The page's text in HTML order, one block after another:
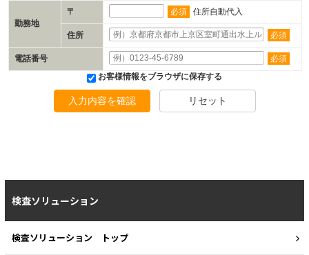
勤務地
〒 必須 住所自動代入
住所 必須
電話番号
必須
お客様情報をブラウザに保存する
入力内容を確認 リセット
検査ソリューション
検査ソリューション トップ